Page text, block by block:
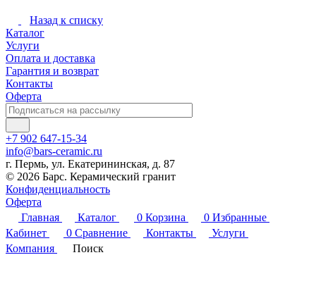
Назад к списку
Каталог
Услуги
Оплата и доставка
Гарантия и возврат
Контакты
Оферта
+7 902 647-15-34
info@bars-ceramic.ru
г. Пермь, ул. Екатерининская, д. 87
© 2026 Барс. Керамический гранит
Конфиденциальность
Оферта
Главная
Каталог 0 Корзина 0 Избранные
Кабинет
0 Сравнение Контакты
Услуги
Компания
Поиск